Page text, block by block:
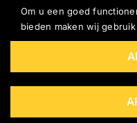
© All rights reserved. •
Powered byMarcothing
Om u een goed
bieden maken wij